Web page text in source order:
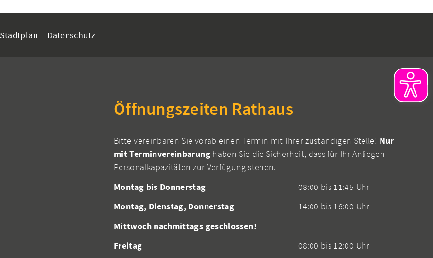
Stadtplan Datenschutz
Öffnungszeiten Rathaus
Bitte vereinbaren Sie vorab einen Termin mit Ihrer zuständigen Stelle! Nur
mit Terminvereinbarunghaben Sie die Sicherheit, dass für Ihr Anliegen
Personalkapazitäten zur Verfügung stehen.
Montag bis Donnerstag
Montag, Dienstag, Donnerstag
Mittwoch nachmittags geschlossen!
08:00 bis 11:45 Uhr
14:00 bis 16:00 Uhr
Freitag
08:00 bis 12:00 Uhr